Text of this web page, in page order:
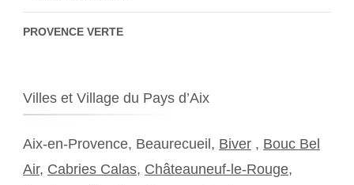
PROVENCE VERTE
Villes et Village du Pays d’Aix
Aix-en-Provence, Beaurecueil, Biver , Bouc Bel
Air, Cabries Calas, Châteauneuf-le-Rouge,